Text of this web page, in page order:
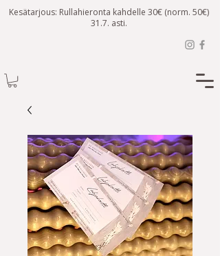
Kesätarjous: Rullahieronta kahdelle 30€ (norm. 50€)
31.7. asti.